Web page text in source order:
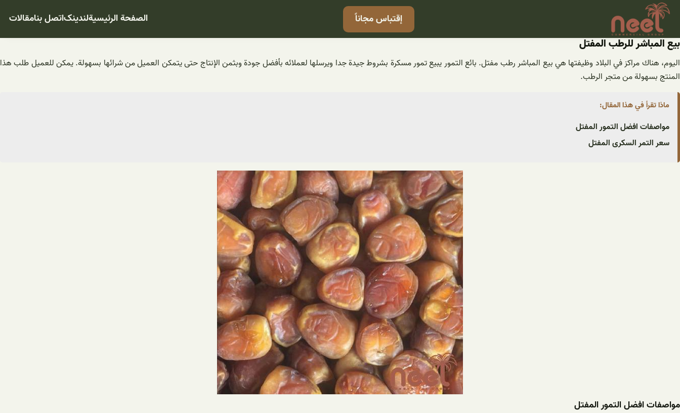
تخطى
المحتوى
إقتباس مجاناً الصفحة الرئيسيةلندینکاتصل بنامقالات
بيع المباشر للرطب المفتل
اليوم، هناك مراكز في البلاد وظيفتها هي بيع المباشر رطب مفتل. بائع التمور يبيع تمور مسكرة بشروط جيدة جدا ويرسلها لعملائه بأفضل جودة وبثمن الإنتاج حتى يتمكن العميل من شرائها بسهولة. يمكن للعميل طلب هذا
المنتج بسهولة من متجر الرطب.
ماذا تقرأ في هذا المقال:
مواصفات افضل التمور المفتل
سعر التمر السکری المفتل
مواصفات افضل التمور المفتل